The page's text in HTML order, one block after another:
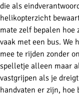
die als
helikopterzicht
mate zelf bepalen hoe
vaak met een bus. We
mee te rijden zonder
spelletje alleen maar
vastgrijpen als je
handvaten er zijn, hoe